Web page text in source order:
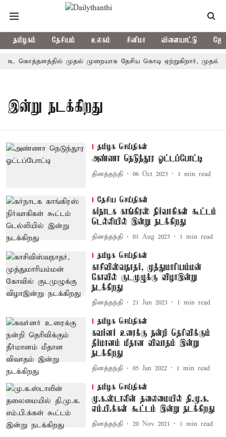
தமிழகம் தேசியம் உலகம் சினிமா விளையாட்டு
கொத்தளத்தில் முதல் முறையாக தேசிய கொடி ஏற்றுகிறார், முதல்-
இன்று நடக்கிறது
தமிழக செய்திகள்
அண்ணா நெடுந்தூர ஓட்டப்போட்டி
தினத்தந்தி 06 Oct 2023 1 min read
தேசிய செய்திகள்
கர்நாடக காங்கிரஸ் நிர்வாகிகள் கூட்டம்
டெல்லியில் இன்று நடக்கிறது
தினத்தந்தி 01 Aug 2023 1 min read
தமிழக செய்திகள்
காசிவிஸ்வநாதர், முத்துமாரியம்மன்
கோவில் குடமுழுக்கு விழாஇன்று
நடக்கிறது
தினத்தந்தி 21 Jun 2023 1 min read
தமிழக செய்திகள்
கவர்னர் உரைக்கு நன்றி தெரிவிக்கும்
தீர்மானம் மீதான விவாதம் இன்று
நடக்கிறது
தினத்தந்தி 05 Jan 2022 1 min read
தமிழக செய்திகள்
மு.க.ஸ்டாலின் தலைமையில் தி.மு.க.
எம்.பி.க்கள் கூட்டம் இன்று நடக்கிறது
தினத்தந்தி 20 Nov 2021 1 min read